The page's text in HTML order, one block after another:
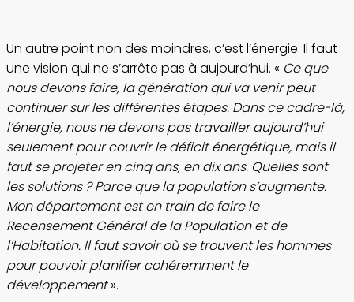
Un autre point non des moindres, c’est l’énergie. Il faut
une vision qui ne s’arrête pas à aujourd’hui. « Ce que
nous devons faire, la génération qui va venir peut
continuer sur les différentes étapes. Dans ce cadre-là,
l’énergie, nous ne devons pas travailler aujourd’hui
seulement pour couvrir le déficit énergétique, mais il
faut se projeter en cinq ans, en dix ans. Quelles sont
les solutions ? Parce que la population s’augmente.
Mon département est en train de faire le
Recensement Général de la Population et de
l’Habitation. Il faut savoir où se trouvent les hommes
pour pouvoir planifier cohéremment le
développement».